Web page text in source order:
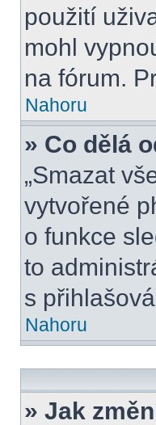
použití
mohl
na fórum.
Nahoru
» Co dělá
„Smazat
vytvořené
o funkce
to
s
Nahoru
» Jak